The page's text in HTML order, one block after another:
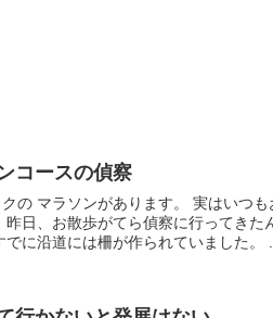
コースの偵察
の マラソンがあります。 実はいつ
昨日、お散歩がてら偵察に行ってきた
に沿道には柵が作られていました。 ...